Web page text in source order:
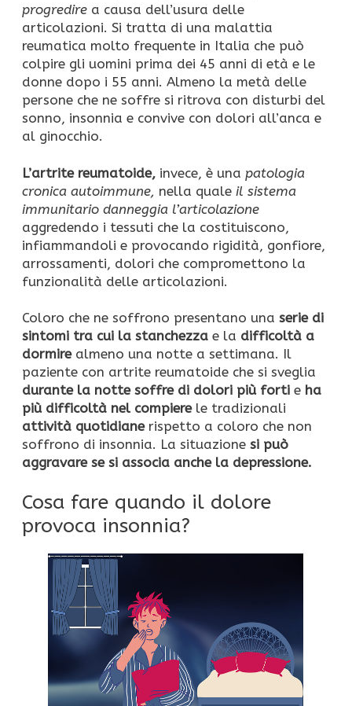
progredire a causa dell’usura delle
articolazioni. Si tratta di una malattia
reumatica molto frequente in Italia che può
colpire gli uomini prima dei 45 anni di età e le
donne dopo i 55 anni. Almeno la metà delle
persone che ne soffre si ritrova con disturbi del
sonno, insonnia e convive con dolori all’anca e
al ginocchio.
L’artrite reumatoide, invece, è una patologia
cronica autoimmune, nella quale il sistema
immunitario danneggia l’articolazione
aggredendo i tessuti che la costituiscono,
infiammandoli e provocando rigidità, gonfiore,
arrossamenti, dolori che compromettono la
funzionalità delle articolazioni.
Coloro che ne soffrono presentano una serie di
sintomi tra cui la stanchezza e la difficoltà a
dormirealmeno una notte a settimana. Il
paziente con artrite reumatoide che si sveglia
durante la notte soffre di dolori più forti e ha
più difficoltà nel compierele tradizionali
attività quotidianerispetto a coloro che non
soffrono di insonnia. La situazione si può
aggravare se si associa anche la depressione.
Cosa fare quando il dolore
provoca insonnia?